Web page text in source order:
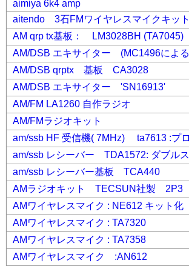
aimiya 6k4 amp
aitendo 3石FMワイヤレスマイクキッ
AM qrp tx基板： LM3028BH (TA7045)
AM/DSB エキサイター (MC1496によ
AM/DSB qrptx 基板 CA3028
AM/DSB エキサイター 'SN16913'
AM/FM LA1260 自作ラジオ
AM/FMラジオキット
am/ssb HF 受信機( 7MHz) ta7613 :プ
am/ssb レシーバー TDA1572: ダブル
am/ssb レシーバー基板 TCA440
AMラジオキット TECSUN社製 2P3
AMワイヤレスマイク : NE612 キット化
AMワイヤレスマイク : TA7320
AMワイヤレスマイク : TA7358
AMワイヤレスマイク :AN612